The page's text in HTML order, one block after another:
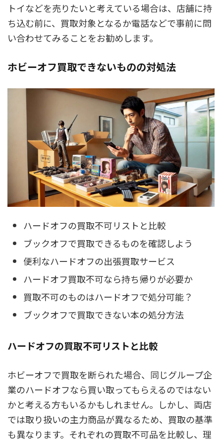
トイなどを売りたいと考えている場合は、店舗に持
ち込む前に、買取対象となるか電話などで事前に問
い合わせてみることをお勧めします。
ホビーオフ買取できないものの対処法
ハードオフの買取不可リストと比較
ブックオフで買取できるものを確認しよう
便利なハードオフの出張買取サービス
ハードオフ買取不可なら持ち帰りが必要か
買取不可のものはハードオフで処分可能？
ブックオフで買取できない本の処分方法
ハードオフの買取不可リストと比較
ホビーオフで買取を断られた場合、同じグループ企
業のハードオフなら買い取ってもらえるのではない
かと考える方もいるかもしれません。しかし、両店
では取り扱いの主力商品が異なるため、買取の基準
も異なります。それぞれの買取不可品を比較し、理